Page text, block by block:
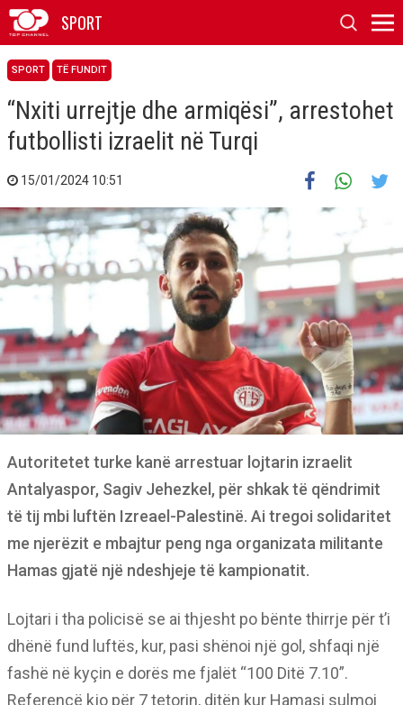
SPORT
SPORT TË FUNDIT
“Nxiti urrejtje dhe armiqësi”, arrestohet
futbollisti izraelit në Turqi
15/01/2024 10:51
Autoritetet turke kanë arrestuar lojtarin izraelit
Antalyaspor, Sagiv Jehezkel, për shkak të qëndrimit
të tij mbi luftën Izreael-Palestinë. Ai tregoi solidaritet
me njerëzit e mbajtur peng nga organizata militante
Hamas gjatë një ndeshjeje të kampionatit.
Lojtari i tha policisë se ai thjesht po bënte thirrje për t’i
dhënë fund luftës, kur, pasi shënoi një gol, shfaqi një
fashë në kyçin e dorës me fjalët “100 Ditë 7.10”.
Referencë kjo për 7 tetorin, ditën kur Hamasi sulmoi